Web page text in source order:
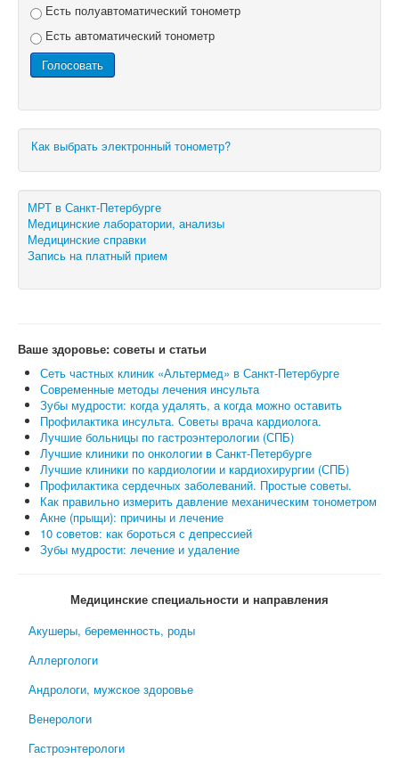
Есть полуавтоматический тонометр
Есть автоматический тонометр
Как выбрать электронный тонометр?
МРТ в Санкт-Петербурге
Медицинские лаборатории, анализы
Медицинские справки
Запись на платный прием
Ваше здоровье: советы и статьи
Сеть частных клиник «Альтермед» в Санкт-Петербурге
Современные методы лечения инсульта
Зубы мудрости: когда удалять, а когда можно оставить
Профилактика инсульта. Советы врача кардиолога.
Лучшие больницы по гастроэнтерологии (СПБ)
Лучшие клиники по онкологии в Санкт-Петербурге
Лучшие клиники по кардиологии и кардиохирургии (СПБ)
Профилактика сердечных заболеваний. Простые советы.
Как правильно измерить давление механическим тонометром
Акне (прыщи): причины и лечение
10 советов: как бороться с депрессией
Зубы мудрости: лечение и удаление
Медицинские специальности и направления
Акушеры, беременность, роды
Аллергологи
Андрологи, мужское здоровье
Венерологи
Гастроэнтерологи